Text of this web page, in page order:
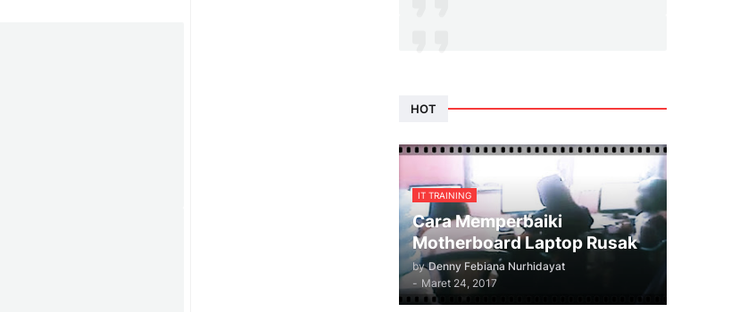
HOT
IT TRAINING
Cara Memperbaiki
Motherboard Laptop Rusak
by Denny Febiana Nurhidayat
- Maret 24, 2017